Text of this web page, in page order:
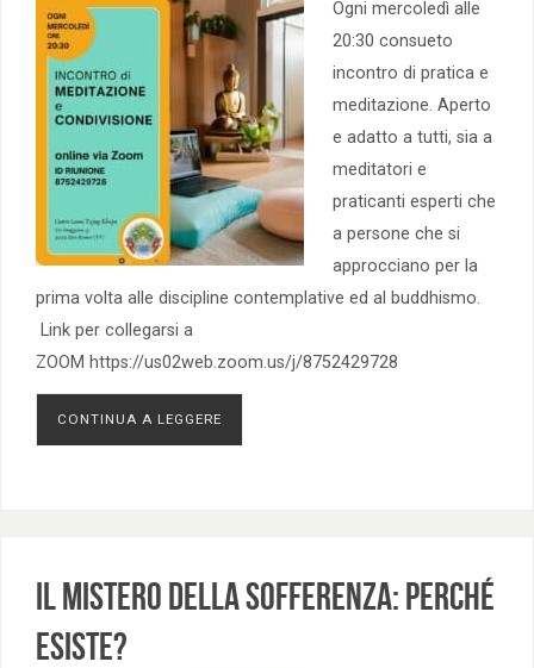
Ogni mercoledì alle
20:30 consueto
incontro di pratica e
meditazione. Aperto
e adatto a tutti, sia a
meditatori e
praticanti esperti che
a persone che si
approcciano per la
prima volta alle discipline contemplative ed al buddhismo.
Link per collegarsi a
ZOOM https://us02web.zoom.us/j/8752429728
CONTINUA A LEGGERE
Il mistero della sofferenza: perché
esiste?